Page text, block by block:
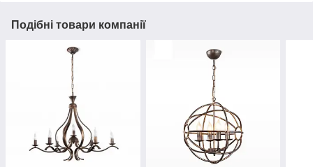
Подібні товари компанії